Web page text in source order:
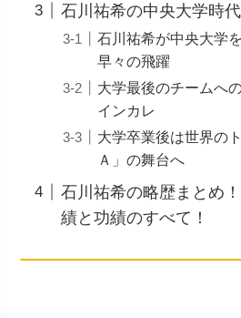
石川祐希の中央大学時
石川祐希が中央大学
早々の飛躍
大学最後のチームへ
インカレ
大学卒業後は世界の
Ａ」の舞台へ
石川祐希の略歴まとめ
績と功績のすべて！